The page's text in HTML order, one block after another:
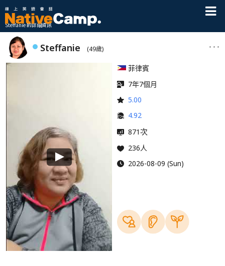
Steffanie 的詳細資訊
Steffanie (49歲)
菲律賓
7年7個月
5.00
4.92
871次
236人
2026-08-09 (Sun)